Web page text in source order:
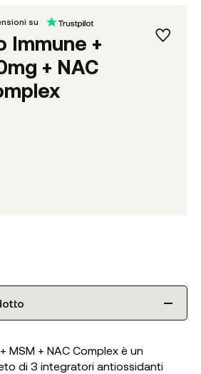
Immune +
+ NAC
su
MSM + NAC Complex è un
di 3 integratori antiossidanti